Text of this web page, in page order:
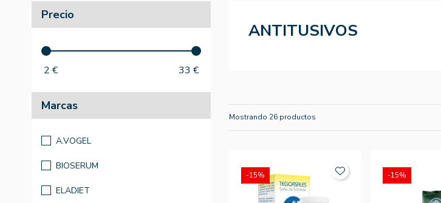
Precio
2 € 33 €
Marcas
A.VOGEL
BIOSERUM
ELADIET
ANTITUSIVOS
Mostrando 26 productos
-15% -15%